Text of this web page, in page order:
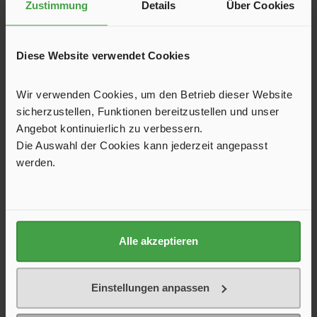
Zustimmung Details Über Cookies
Diese Website verwendet Cookies
Wir verwenden Cookies, um den Betrieb dieser Website
sicherzustellen, Funktionen bereitzustellen und unser
Angebot kontinuierlich zu verbessern.
Die Auswahl der Cookies kann jederzeit angepasst
werden.
Alle akzeptieren
Einstellungen anpassen
DCC-Campingführer Europa
Angabenklare 5 Sterne Klassifizierungmit Stellplatzteil